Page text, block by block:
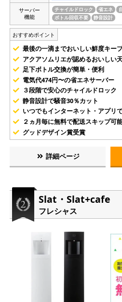
サーバー
機能
チャイルドロック 省エネ
ボトル回収不要
静音設計
おすすめポイント
最後の一滴までおいしい鮮度キー
アクアソムリエが認めるおいしい
足下ボトル交換が簡単・便利
電気代474円〜の省エネサーバー
３段階で安心のチャイルドロック
静音設計で騒音30％カット
いつでもインターネット・アプリ
２ヵ月毎に無料で配送スキップ可
グッドデザイン賞受賞
詳細ページ
Slat・Slat+cafe
フレシャス